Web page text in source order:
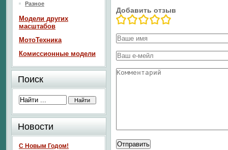
Добавить отзыв
Разное
Модели других
масштабов
МотоТехника
Комиссионные модели
Поиск
Новости
С Новым Годом!